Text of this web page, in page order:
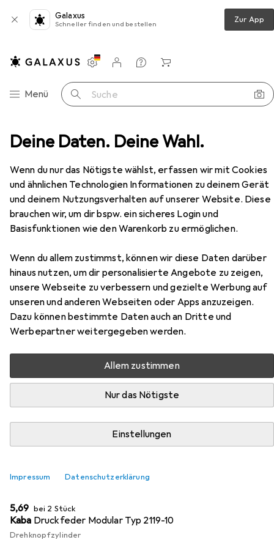
Deine Daten. Deine Wahl.
Wenn du nur das Nötigste wählst, erfassen wir mit Cookies
und ähnlichen Technologien Informationen zu deinem Gerät
und deinem Nutzungsverhalten auf unserer Website. Diese
brauchen wir, um dir bspw. ein sicheres Login und
Basisfunktionen wie den Warenkorb zu ermöglichen.
Wenn du allem zustimmst, können wir diese Daten darüber
hinaus nutzen, um dir personalisierte Angebote zu zeigen,
unsere Webseite zu verbessern und gezielte Werbung auf
unseren und anderen Webseiten oder Apps anzuzeigen.
Dazu können bestimmte Daten auch an Dritte und
Werbepartner weitergegeben werden.
Allem zustimmen
Nur das Nötigste
Einstellungen
Impressum Datenschutzerklärung
Galaxus
Schneller finden und bestellen Zur App
Navigation nach Kategorien
Menü Suche
Einstellungen
Kundenkonto
Vergleichslisten
Merklisten
Warenkorb
Kaba Kupplung standard Drehknopfzylinder Modular
EUR
59,90
Kaba Kupplung standard
Drehknopfzylinder Modular
Drehknopfzylinder
Zubehör für Kaba Kupplung
standard Drehknopfzylinder
Modular
Kupplung standard Drehknopfzylinder Modular aus der
Kategorie Türschloss + Schliesszylinder.
Produktliste
MENGENRABATT
EUR
5,69 bei 2 Stück
Kaba Druckfeder Modular Typ 2119-10
Drehknopfzylinder